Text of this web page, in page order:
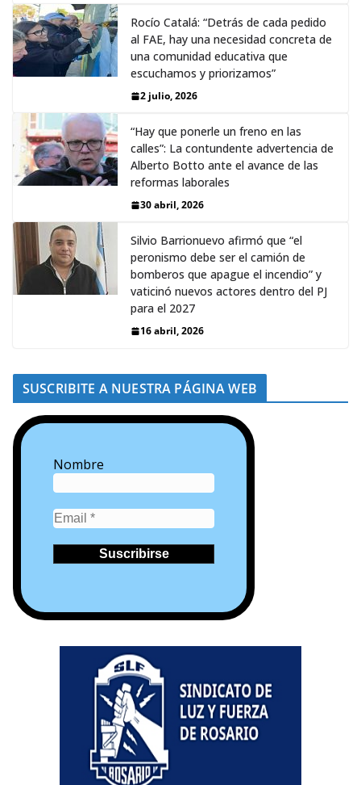
Rocío Catalá: “Detrás de cada pedido
al FAE, hay una necesidad concreta de
una comunidad educativa que
escuchamos y priorizamos”
2 julio, 2026
“Hay que ponerle un freno en las
calles”: La contundente advertencia de
Alberto Botto ante el avance de las
reformas laborales
30 abril, 2026
Silvio Barrionuevo afirmó que “el
peronismo debe ser el camión de
bomberos que apague el incendio” y
vaticinó nuevos actores dentro del PJ
para el 2027
16 abril, 2026
SUSCRIBITE A NUESTRA PÁGINA WEB
Nombre